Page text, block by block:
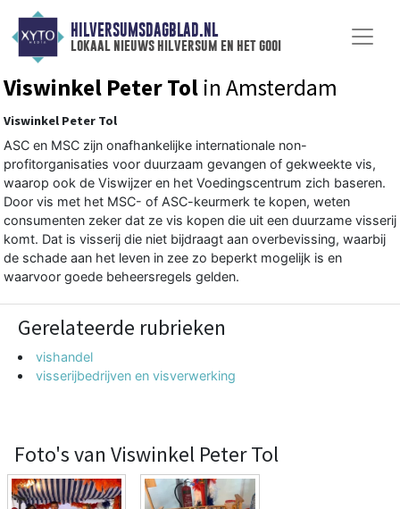
HILVERSUMSDAGBLAD.NL
lokaal nieuws hilversum en het gooi
Viswinkel Peter Tol in Amsterdam
Viswinkel Peter Tol
ASC en MSC zijn onafhankelijke internationale non-
profitorganisaties voor duurzaam gevangen of gekweekte vis,
waarop ook de Viswijzer en het Voedingscentrum zich baseren.
Door vis met het MSC- of ASC-keurmerk te kopen, weten
consumenten zeker dat ze vis kopen die uit een duurzame visserij
komt. Dat is visserij die niet bijdraagt aan overbevissing, waarbij
de schade aan het leven in zee zo beperkt mogelijk is en
waarvoor goede beheersregels gelden.
Gerelateerde rubrieken
vishandel
visserijbedrijven en visverwerking
Foto's van Viswinkel Peter Tol